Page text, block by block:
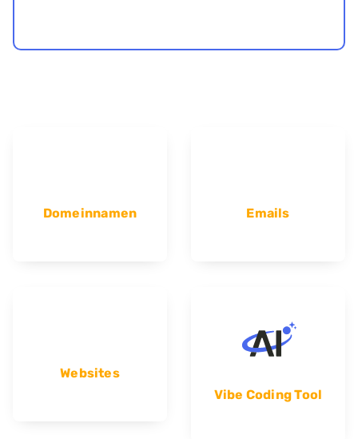
Domeinnamen Emails
Websites
Vibe Coding Tool